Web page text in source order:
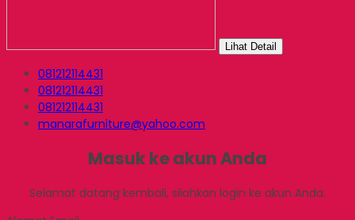
Lihat Detail
081212114431
081212114431
081212114431
manarafurniture@yahoo.com
Masuk ke akun Anda
Selamat datang kembali, silahkan login ke akun Anda.